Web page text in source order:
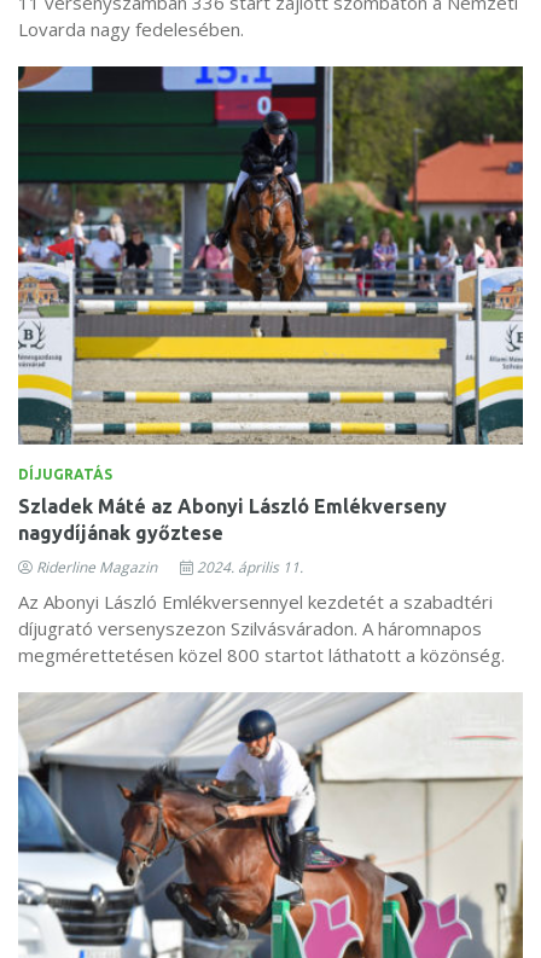
Lovarda nagy fedelesében.
DÍJUGRATÁS
Szladek Máté az Abonyi László Emlékverseny
nagydíjának győztese
Riderline Magazin 2024. április 11.
Az Abonyi László Emlékversennyel kezdetét a szabadtéri
díjugrató versenyszezon Szilvásváradon. A háromnapos
megmérettetésen közel 800 startot láthatott a közönség.